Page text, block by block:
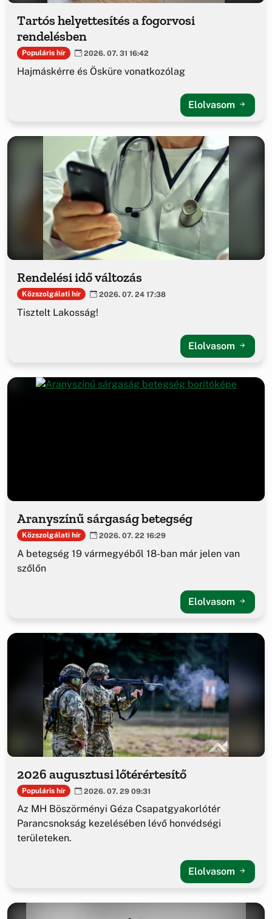
Tartós helyettesítés a fogorvosi
rendelésben
Populáris hír 2026. 07. 31 16:42
Hajmáskérre és Ösküre vonatkozólag
Elolvasom
Rendelési idő változás
Közszolgálati hír 2026. 07. 24 17:38
Tisztelt Lakosság!
Elolvasom
Aranyszínű sárgaság betegség
Közszolgálati hír 2026. 07. 22 16:29
A betegség 19 vármegyéből 18-ban már jelen van
szőlőn
Elolvasom
2026 augusztusi lőtérértesítő
Populáris hír 2026. 07. 29 09:31
Az MH Böszörményi Géza Csapatgyakorlótér
Parancsnokság kezelésében lévő honvédségi
területeken.
Elolvasom